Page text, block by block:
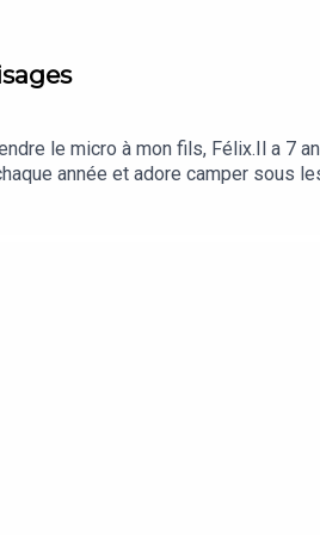
le micro à mon fils, Félix.Il a 7
année et adore camper sous
demandé de me raconter
épisode tourné vers le
Google Podcast, Podcast